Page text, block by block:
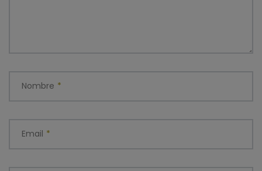
Nombre *
Email *